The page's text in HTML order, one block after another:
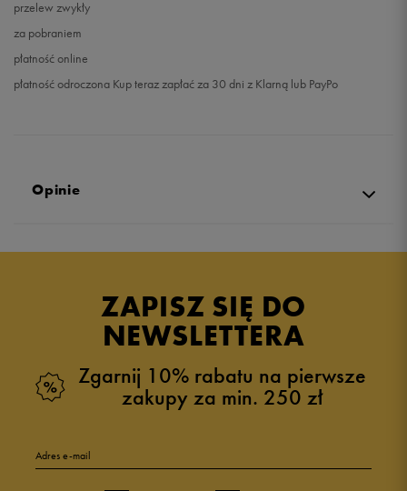
przelew zwykły
za pobraniem
płatność online
płatność odroczona Kup teraz zapłać za 30 dni z Klarną lub PayPo
Opinie
ZAPISZ SIĘ DO
NEWSLETTERA
Zgarnij 10% rabatu na pierwsze
zakupy za min. 250 zł
Adres e-mail